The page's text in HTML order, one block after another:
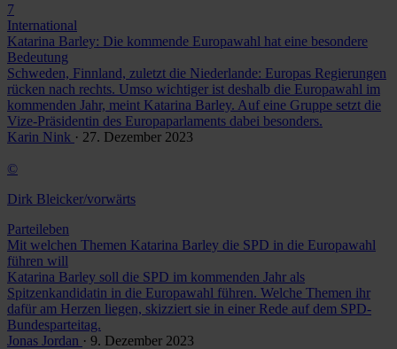
7
International
Katarina Barley: Die kommende Europawahl hat eine besondere
Bedeutung
Schweden, Finnland, zuletzt die Niederlande: Europas Regierungen
rücken nach rechts. Umso wichtiger ist deshalb die Europawahl im
kommenden Jahr, meint Katarina Barley. Auf eine Gruppe setzt die
Vize-Präsidentin des Europaparlaments dabei besonders.
Karin Nink · 27. Dezember 2023
©
Dirk Bleicker/vorwärts
Parteileben
Mit welchen Themen Katarina Barley die SPD in die Europawahl
führen will
Katarina Barley soll die SPD im kommenden Jahr als
Spitzenkandidatin in die Europawahl führen. Welche Themen ihr
dafür am Herzen liegen, skizziert sie in einer Rede auf dem SPD-
Bundesparteitag.
Jonas Jordan · 9. Dezember 2023